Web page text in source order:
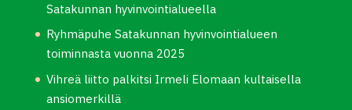
Satakunnan hyvinvointialueella
Ryhmäpuhe Satakunnan hyvinvointialueen
toiminnasta vuonna 2025
Vihreä liitto palkitsi Irmeli Elomaan kultaisella
ansiomerkillä